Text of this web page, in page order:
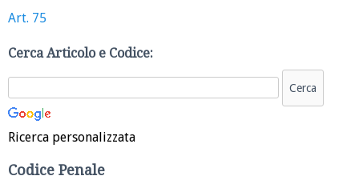
Art. 75
Cerca Articolo e Codice:
Ricerca personalizzata
Codice Penale